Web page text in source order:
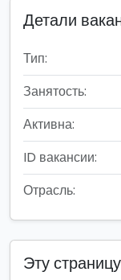
Детали
Тип:
Занятость:
Активна:
ID вакансии:
Отрасль:
Эту